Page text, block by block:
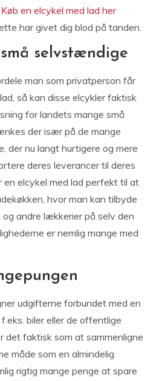
Køb en elcykel med lad her
har givet dig blod på tanden.
selvstændige
man som privatperson får
så kan disse elcykler faktisk
for landets mange små
der især på de mange
der nu langt hurtigere og mere
deres leverancer til deres
en elcykel med lad perfekt til at
hvor man kan tilbyde
andre lækkerier på selv den
er nemlig mange med
udgifterne forbundet med en
biler eller de offentlige
det faktisk som at sammenligne
måde som en almindelig
rigtig mange penge at spare